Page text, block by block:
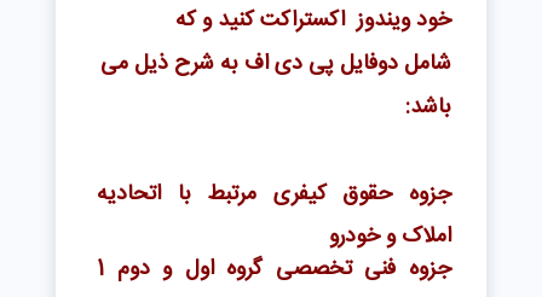
خود ویندوز اکستراکت کنید و که
شاملدوفایل پی دی اف به شرح ذیل می
باشد:
جزوه حقوق کیفری مرتبط با اتحادیه
املاک و خودرو
جزوه فنی تخصصی گروه اول و دوم 1